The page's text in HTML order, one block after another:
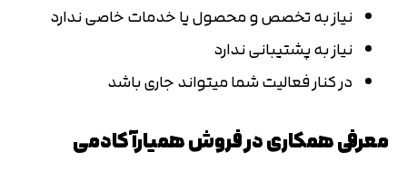
نیاز به تخصص و محصول یا خدمات خاصی ندارد
نیاز به پشتیبانی ندارد
در کنار فعالیت شما میتواند جاری باشد
معرفی همکاری در فروش همیارآکادمی